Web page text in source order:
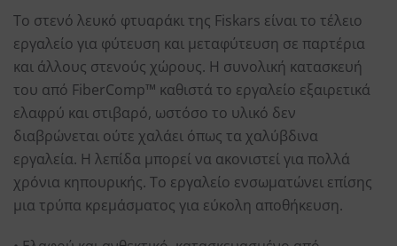
Το στενό λευκό φτυαράκι της Fiskars είναι το τέλειο
εργαλείο για φύτευση και μεταφύτευση σε παρτέρια
και άλλους στενούς χώρους. Η συνολική κατασκευή
του από FiberComp™ καθιστά το εργαλείο εξαιρετικά
ελαφρύ και στιβαρό, ωστόσο το υλικό δεν
διαβρώνεται ούτε χαλάει όπως τα χαλύβδινα
εργαλεία. Η λεπίδα μπορεί να ακονιστεί για πολλά
χρόνια κηπουρικής. Το εργαλείο ενσωματώνει επίσης
μια τρύπα κρεμάσματος για εύκολη αποθήκευση.